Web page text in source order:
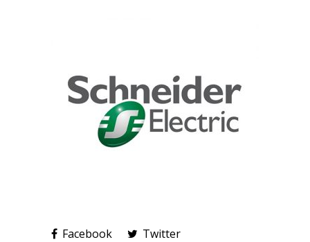
Facebook
Twitter